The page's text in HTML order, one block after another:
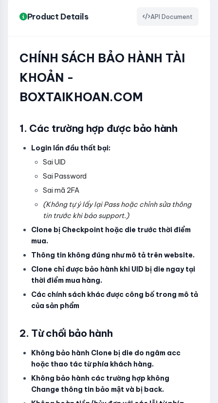
Product Details API Document
CHÍNH SÁCH BẢO HÀNH TÀI
KHOẢN -
BOXTAIKHOAN.COM
1. Các trường hợp được bảo hành
Login lần đầu thất bại:
Sai UID
Sai Password
Sai mã 2FA
(Không tự ý lấy lại Pass hoặc chỉnh sửa thông
tin trước khi báo support.)
Clone bị Checkpoint hoặc die trước thời điểm
mua.
Thông tin không đúng như mô tả trên website.
Clone chỉ được bảo hành khi UID bị die ngay tại
thời điểm mua hàng.
Các chính sách khác được công bố trong mô tả
của sản phẩm
2. Từ chối bảo hành
Không bảo hành Clone bị die do ngâm acc
hoặc thao tác từ phía khách hàng.
Không bảo hành các trường hợp không
Change thông tin bảo mật và bị back.